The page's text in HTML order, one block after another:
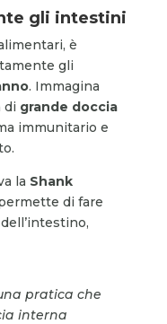
gli intestini
è
gli
. Immagina
di grande doccia
immunitario e
la Shank
di fare
pratica che
interna